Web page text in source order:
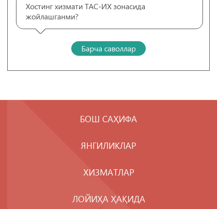
Хостинг хизмати ТАС-ИХ зонасида
жойлашганми?
Барча саволлар
БОШ САҲИФА
ЯНГИЛИКЛАР
ХИЗМАТЛАР
ЛОЙИҲА ҲАҚИДА